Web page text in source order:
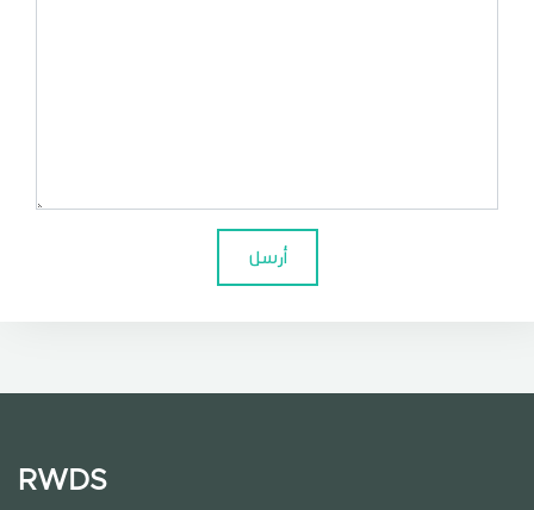
أرسل
RWDS